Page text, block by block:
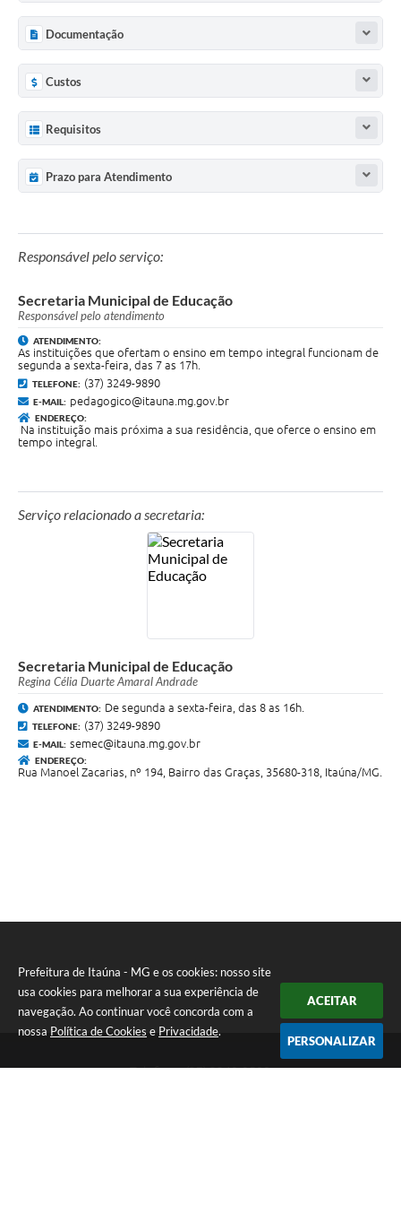
Prefeitura de Itaúna - MG e os cookies: nosso site
usa cookies para melhorar a sua experiência de
navegação. Ao continuar você concorda com a
nossa Política de Cookies e Privacidade.
ACEITAR
PERSONALIZAR
Documentação
Custos
Requisitos
Prazo para Atendimento
Responsável pelo serviço:
Secretaria Municipal de Educação
Responsável pelo atendimento
ATENDIMENTO:
As instituições que ofertam o ensino em tempo integral funcionam de
segunda a sexta-feira, das 7 as 17h.
TELEFONE: (37) 3249-9890
E-MAIL: pedagogico@itauna.mg.gov.br
ENDEREÇO:
Na instituição mais próxima a sua residência, que oferce o ensino em
tempo integral.
Serviço relacionado a secretaria:
Secretaria Municipal de Educação
Regina Célia Duarte Amaral Andrade
ATENDIMENTO: De segunda a sexta-feira, das 8 as 16h.
TELEFONE: (37) 3249-9890
E-MAIL: semec@itauna.mg.gov.br
ENDEREÇO:
Rua Manoel Zacarias, nº 194, Bairro das Graças, 35680-318, Itaúna/MG.
Telefone: (37) 3249-9500